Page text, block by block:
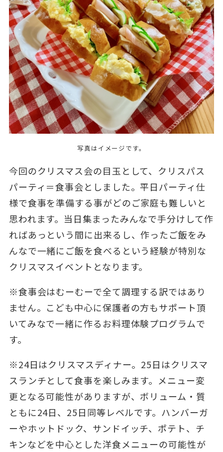
写真はイメージです。
今回のクリスマス会の目玉として、クリスパス
パーティ＝食事会としました。平日パーティ仕
様で食事を準備する事がどのご家庭も難しいと
思われます。当日集まったみんなで手分けして作
ればあっという間に出来るし、作ったご飯をみ
んなで一緒にご飯を食べるという経験が特別な
クリスマスイベントとなります。
※食事会はむーむーで全て調理する訳ではあり
ません。こども中心に保護者の方もサポート頂
いてみなで一緒に作るお料理体験プログラムで
す。
※24日はクリスマスディナー。25日はクリスマ
スランチとして食事を楽しみます。メニュー変
更となる可能性がありますが、ボリューム・質
ともに24日、25日同等レベルです。ハンバーガ
ーやホットドック、サンドイッチ、ポテト、チ
キンなどを中心とした洋食メニューの可能性が